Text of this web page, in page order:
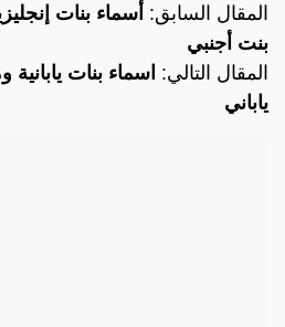
المقال السابق: أسماء بنات
بنت أجنبي
المقال التالي: اسماء بنات
ياباني